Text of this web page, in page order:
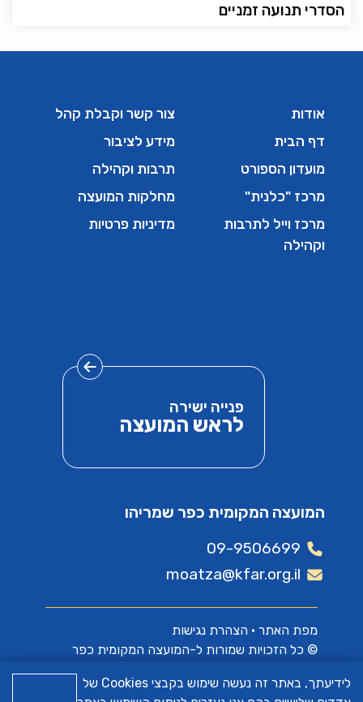
הסדרי תנועה זמניים
אודות
דף הבית
מועדון הספורט
מרכז "כלנית"
מרכז וייל לתרבות
וקהילה
צור קשר וקבלת קהל
מידע לציבור
תרבות וקהילה
מחלקות המועצה
מדיניות פרטיות
פנייה ישירה
לראש המועצה
המועצה המקומית כפר שמריהו
09-9506699
moatza@kfar.org.il
מפת האתר• הצהרת נגישות
© כל הזכויות שמורות ל-המועצה המקומית כפר
לידיעתך, באתר זה נעשה שימוש בקבצי Cookies של